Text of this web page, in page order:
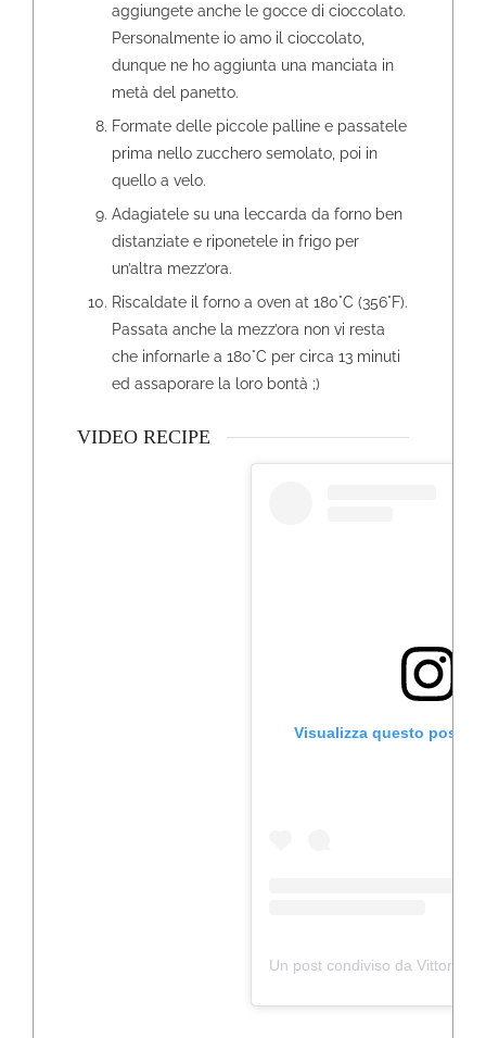
aggiungete anche le gocce di cioccolato.
Personalmente io amo il cioccolato,
dunque ne ho aggiunta una manciata in
metà del panetto.
Formate delle piccole palline e passatele
prima nello zucchero semolato, poi in
quello a velo.
Adagiatele su una leccarda da forno ben
distanziate e riponetele in frigo per
un’altra mezz’ora.
Riscaldate il forno a oven at 180°C (356°F).
Passata anche la mezz’ora non vi resta
che infornarle a 180°C per circa 13 minuti
ed assaporare la loro bontà ;)
VIDEO RECIPE
Visualizza questo post
Un post condiviso da Vittoria’s cuisine??‍?